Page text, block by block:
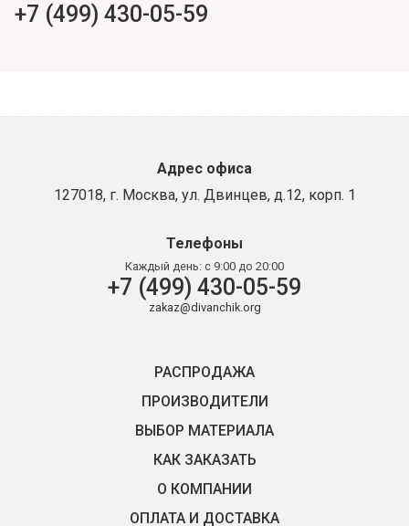
+7 (499) 430-05-59
Адрес офиса
127018, г. Москва, ул. Двинцев, д.12, корп. 1
Телефоны
Каждый день: с 9:00 до 20:00
+7 (499) 430-05-59
zakaz@divanchik.org
РАСПРОДАЖА
ПРОИЗВОДИТЕЛИ
ВЫБОР МАТЕРИАЛА
КАК ЗАКАЗАТЬ
О КОМПАНИИ
ОПЛАТА И ДОСТАВКА